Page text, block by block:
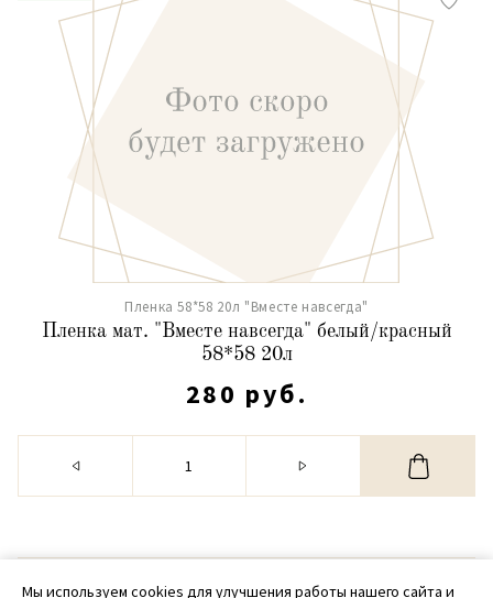
Пленка 58*58 20л "Вместе навсегда"
Пленка мат. "Вместе навсегда" белый/красный
58*58 20л
280 руб.
© 2020 - 2026 SamPack
Мы используем cookies для улучшения работы нашего сайта и